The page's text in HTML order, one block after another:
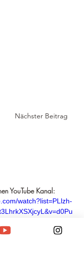
YouTube Kanal:
watch?list=PLlzh-
Nächster Beitrag